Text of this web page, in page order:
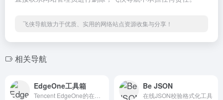
飞侠导航致力于优质、实用的网络站点资源收集与分享！
相关导航
EdgeOne工具箱 Be JSON
在线JSON校验格式化工具